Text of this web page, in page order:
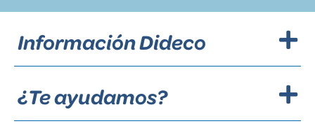
Información Dideco
¿Te ayudamos?